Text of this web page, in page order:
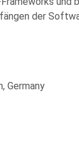
der
Germany